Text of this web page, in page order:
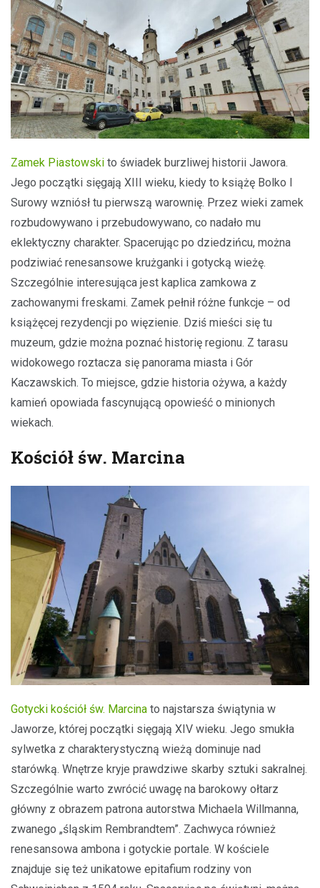
Zamek Piastowski to świadek burzliwej historii Jawora.
Jego początki sięgają XIII wieku, kiedy to książę Bolko I
Surowy wzniósł tu pierwszą warownię. Przez wieki zamek
rozbudowywano i przebudowywano, co nadało mu
eklektyczny charakter. Spacerując po dziedzińcu, można
podziwiać renesansowe krużganki i gotycką wieżę.
Szczególnie interesująca jest kaplica zamkowa z
zachowanymi freskami. Zamek pełnił różne funkcje – od
książęcej rezydencji po więzienie. Dziś mieści się tu
muzeum, gdzie można poznać historię regionu. Z tarasu
widokowego roztacza się panorama miasta i Gór
Kaczawskich. To miejsce, gdzie historia ożywa, a każdy
kamień opowiada fascynującą opowieść o minionych
wiekach.
Kościół św. Marcina
Gotycki kościół św. Marcina to najstarsza świątynia w
Jaworze, której początki sięgają XIV wieku. Jego smukła
sylwetka z charakterystyczną wieżą dominuje nad
starówką. Wnętrze kryje prawdziwe skarby sztuki sakralnej.
Szczególnie warto zwrócić uwagę na barokowy ołtarz
główny z obrazem patrona autorstwa Michaela Willmanna,
zwanego „śląskim Rembrandtem”. Zachwyca również
renesansowa ambona i gotyckie portale. W kościele
znajduje się też unikatowe epitafium rodziny von